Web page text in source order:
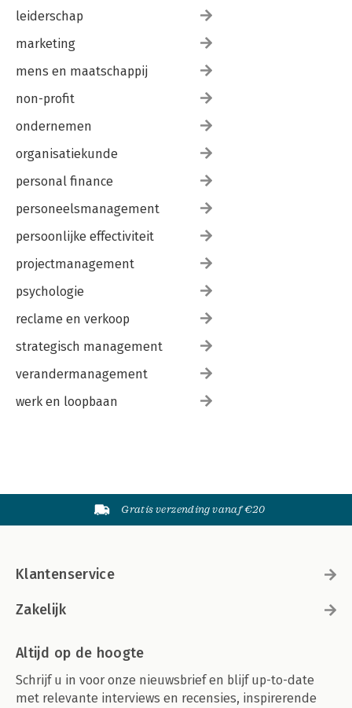
leiderschap
marketing
mens en maatschappij
non-profit
ondernemen
organisatiekunde
personal finance
personeelsmanagement
persoonlijke effectiviteit
projectmanagement
psychologie
reclame en verkoop
strategisch management
verandermanagement
werk en loopbaan
Gratis verzending vanaf €20
Klantenservice
Zakelijk
Altijd op de hoogte
Schrijf u in voor onze nieuwsbrief en blijf up-to-date
met relevante interviews en recensies, inspirerende